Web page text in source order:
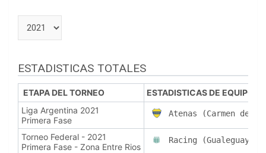
ESTADISTICAS TOTALES
ETAPA DEL TORNEO
ESTADISTICAS DE EQUIPO
Liga Argentina 2021
Primera Fase
Atenas (Carmen de
Torneo Federal - 2021
Primera Fase - Zona Entre Rios
Racing